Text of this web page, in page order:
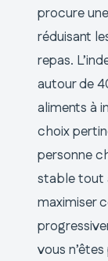
procure
réduisant
repas.
autour de
aliments à
choix
personne
stable tout
maximiser
vous